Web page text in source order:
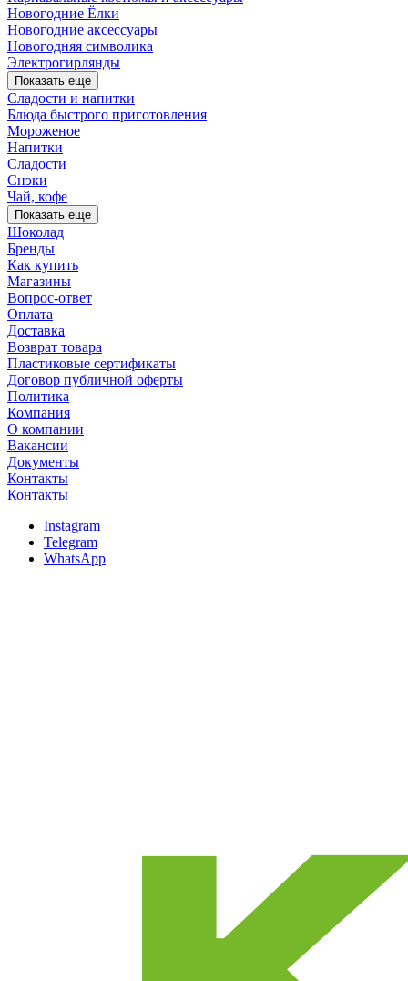
Новогодние Ёлки
Новогодние аксессуары
Новогодняя символика
Электрогирлянды
Показать еще
Сладости и напитки
Блюда быстрого приготовления
Мороженое
Напитки
Сладости
Снэки
Чай, кофе
Показать еще
Шоколад
Бренды
Как купить
Магазины
Вопрос-ответ
Оплата
Доставка
Возврат товара
Пластиковые сертификаты
Договор публичной оферты
Политика
Компания
О компании
Вакансии
Документы
Контакты
Контакты
Instagram
Telegram
WhatsApp